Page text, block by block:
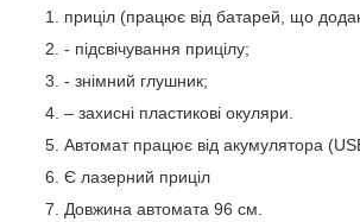
приціл (працює від батарей, що
- підсвічування прицілу;
- знімний глушник;
– захисні пластикові окуляри.
Автомат працює від акумулятора
Є лазерний приціл
Довжина автомата 96 см.